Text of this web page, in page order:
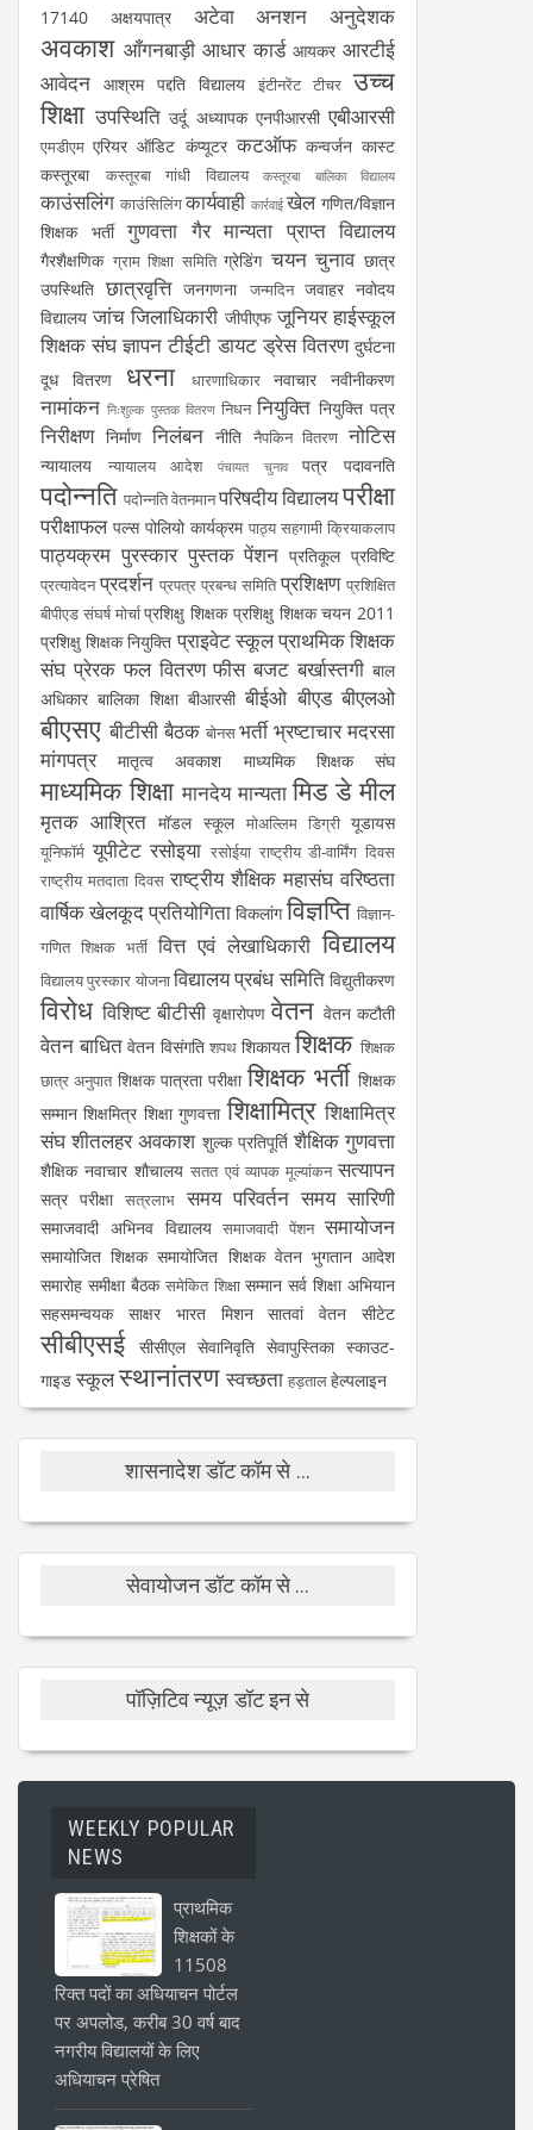
17140 अक्षयपात्र अटेवा अनशन अनुदेशक
अवकाश आँगनबाड़ी आधार कार्ड आयकर आरटीई
आवेदन आश्रम पद्दति विद्यालय इंटीनरेंट टीचर उच्च
शिक्षा उपस्थिति उर्दू अध्यापक एनपीआरसी एबीआरसी
एमडीएम एरियर ऑडिट कंप्यूटर कटऑफ कन्वर्जन कास्ट
कस्तूरबा
कस्तूरबा गांधी विद्यालय कस्तूरबा बालिका विद्यालय
काउंसलिंग काउंसिलिंग कार्यवाही कार्रवाई खेल गणित/विज्ञान
शिक्षक भर्ती
गुणवत्ता गैर मान्यता प्राप्त विद्यालय
गैरशैक्षणिक ग्राम शिक्षा समिति ग्रेडिंग चयन चुनाव छात्र
उपस्थिति छात्रवृत्ति जनगणना जन्मदिन जवाहर नवोदय
विद्यालय जांच जिलाधिकारी जीपीएफ जूनियर हाईस्कूल
शिक्षक संघ ज्ञापन टीईटी डायट ड्रेस वितरण दुर्घटना
दूध वितरण
धरना धारणाधिकार नवाचार नवीनीकरण
नामांकन निःशुल्क पुस्तक वितरण निधन नियुक्ति नियुक्ति पत्र
निरीक्षण निर्माण निलंबन नीति नैपकिन वितरण नोटिस
न्यायालय न्यायालय आदेश पंचायत चुनाव पत्र पदावनति
पदोन्नति पदोन्नति वेतनमानपरिषदीय विद्यालयपरीक्षा
परीक्षाफल पल्स पोलियो कार्यक्रम पाठ्य सहगामी क्रियाकलाप
पाठ्यक्रम पुरस्कार पुस्तक पेंशन प्रतिकूल प्रविष्टि
प्रत्यावेदन प्रदर्शन प्रपत्र प्रबन्ध समिति प्रशिक्षण प्रशिक्षित
बीपीएड संघर्ष मोर्चा प्रशिक्षु शिक्षक प्रशिक्षु शिक्षक चयन 2011
प्रशिक्षु शिक्षक नियुक्ति प्राइवेट स्कूलप्राथमिक शिक्षक
संघ प्रेरक फल वितरण फीस बजट बर्खास्तगी बाल
अधिकार बालिका शिक्षा बीआरसी बीईओ बीएड बीएलओ
बीएसए बीटीसी बैठक बोनस भर्ती भ्रष्टाचार मदरसा
मांगपत्र
मातृत्व अवकाश माध्यमिक शिक्षक संघ
माध्यमिक शिक्षा मानदेय मान्यता मिड डे मील
मृतक आश्रित मॉडल स्कूल मोअल्लिम डिग्री यूडायस
यूनिफॉर्म यूपीटेट रसोइया रसोईया राष्ट्रीय डी-वार्मिंग दिवस
राष्ट्रीय मतदाता दिवस राष्ट्रीय शैक्षिक महासंघ वरिष्ठता
वार्षिक खेलकूद प्रतियोगिता विकलांग विज्ञप्ति विज्ञान-
गणित शिक्षक भर्ती वित्त एवं लेखाधिकारी विद्यालय
विद्यालय पुरस्कार योजनाविद्यालय प्रबंध समिति विद्युतीकरण
विरोध विशिष्ट बीटीसी वृक्षारोपण वेतन वेतन कटौती
वेतन बाधित वेतन विसंगति शपथ शिकायत शिक्षक शिक्षक
छात्र अनुपात शिक्षक पात्रता परीक्षा शिक्षक भर्ती शिक्षक
सम्मान शिक्षमित्र शिक्षा गुणवत्ता शिक्षामित्र शिक्षामित्र
संघ शीतलहर अवकाश शुल्क प्रतिपूर्ति शैक्षिक गुणवत्ता
शैक्षिक नवाचार शौचालय सतत एवं व्यापक मूल्यांकन सत्यापन
सत्र परीक्षा सत्रलाभ समय परिवर्तन समय सारिणी
समाजवादी अभिनव विद्यालय समाजवादी पेंशन समायोजन
समायोजित शिक्षक समायोजित शिक्षक वेतन भुगतान आदेश
समारोह समीक्षा बैठक समेकित शिक्षा सम्मान सर्व शिक्षा अभियान
सहसमन्वयक
साक्षर भारत मिशन सातवां वेतन सीटेट
सीबीएसई सीसीएल सेवानिवृति सेवापुस्तिका स्काउट-
गाइड स्कूलस्थानांतरण स्वच्छता हड़तालहेल्पलाइन
शासनादेश डॉट कॉम से ...
सेवायोजन डॉट कॉम से ...
पॉज़िटिव न्यूज़ डॉट इन से
WEEKLY POPULAR
NEWS
प्राथमिक
शिक्षकों के
11508
रिक्त पदों का अधियाचन पोर्टल
पर अपलोड, करीब 30 वर्ष बाद
नगरीय विद्यालयों के लिए
अधियाचन प्रेषित